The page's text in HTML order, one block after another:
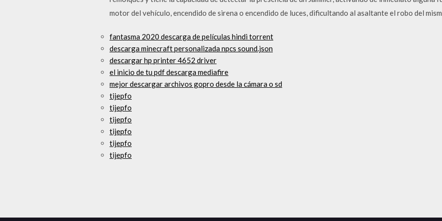
motor del vehículo, encendido de sirena o encendido de luces, dificultando al asaltante el robo del
fantasma 2020 descarga de películas hindi torrent
descarga minecraft personalizada npcs sound.json
descargar hp printer 4652 driver
el inicio de tu pdf descarga mediafire
mejor descargar archivos gopro desde la cámara o sd
tijepfo
tijepfo
tijepfo
tijepfo
tijepfo
tijepfo